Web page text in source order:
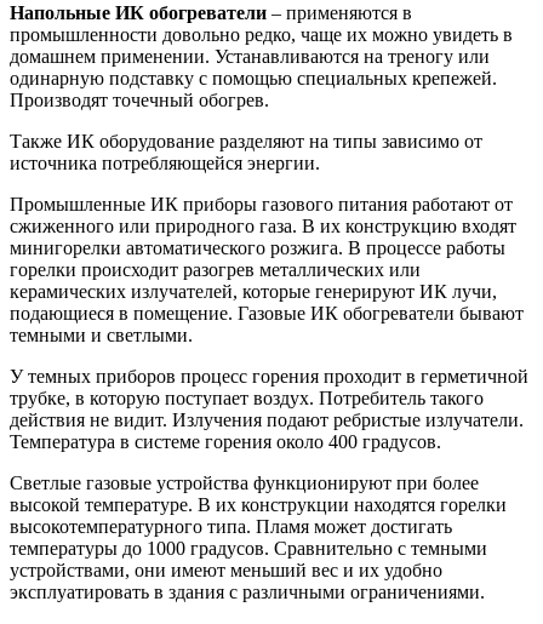
Напольные ИК обогреватели – применяются в
промышленности довольно редко, чаще их можно увидеть в
домашнем применении. Устанавливаются на треногу или
одинарную подставку с помощью специальных крепежей.
Производят точечный обогрев.
Также ИК оборудование разделяют на типы зависимо от
источника потребляющейся энергии.
Промышленные ИК приборы газового питания работают от
сжиженного или природного газа. В их конструкцию входят
минигорелки автоматического розжига. В процессе работы
горелки происходит разогрев металлических или
керамических излучателей, которые генерируют ИК лучи,
подающиеся в помещение. Газовые ИК обогреватели бывают
темными и светлыми.
У темных приборов процесс горения проходит в герметичной
трубке, в которую поступает воздух. Потребитель такого
действия не видит. Излучения подают ребристые излучатели.
Температура в системе горения около 400 градусов.
Светлые газовые устройства функционируют при более
высокой температуре. В их конструкции находятся горелки
высокотемпературного типа. Пламя может достигать
температуры до 1000 градусов. Сравнительно с темными
устройствами, они имеют меньший вес и их удобно
эксплуатировать в здания с различными ограничениями.